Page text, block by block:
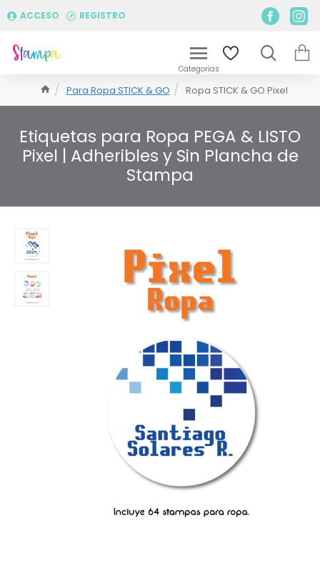
ACCESO REGISTRO
Para Ropa STICK & GO Ropa STICK & GO Pixel
Etiquetas para Ropa PEGA & LISTO
Pixel | Adheribles y Sin Plancha de
Stampa